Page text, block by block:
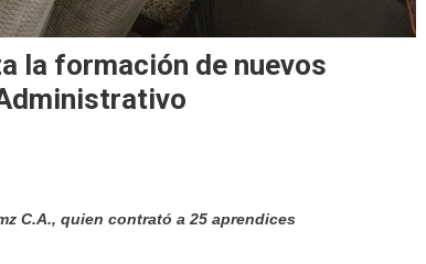
la formación de nuevos
C.A., quien contrató a 25 aprendices